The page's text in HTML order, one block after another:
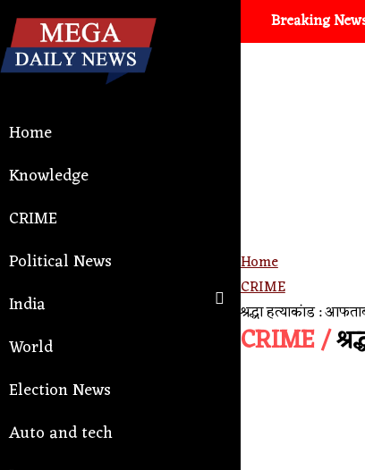
Home
Knowledge
CRIME
Political News
India
World
Election News
Auto and tech
Breaking
Home
CRIME
श्रद्धा हत्याकांड :
CRIME /